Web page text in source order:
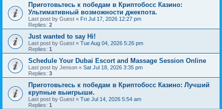
Приготовьтесь к победам в Криптобосс Казино:
Ультимативный возможности джекпота.
Last post by Guest « Fri Jul 17, 2026 12:27 pm
Replies: 2
Just wanted to say Hi!
Last post by Guest « Tue Aug 04, 2026 5:26 pm
Replies: 1
Schedule Your Dubai Escort and Massage Session Online
Last post by Jenson « Sat Jul 18, 2026 3:35 pm
Replies: 3
Приготовьтесь к победам в Криптобосс Казино: Лучший
крупные выигрыши.
Last post by Guest « Tue Jul 14, 2026 5:54 am
Replies: 1